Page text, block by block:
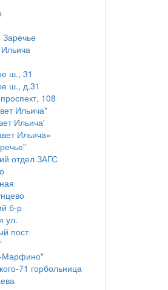
ш., 31
ш., д.31
108
Ильича"
Ильича'
Ильича»
отдел ЗАГС
б-р
ул.
пост
71 горбольница